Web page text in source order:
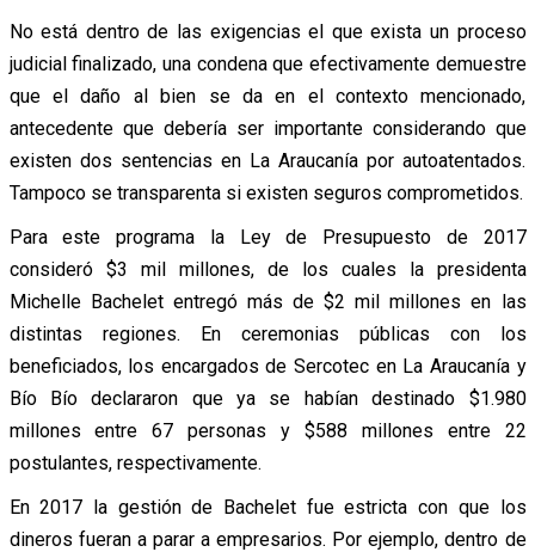
No está dentro de las exigencias el que exista un proceso
judicial finalizado, una condena que efectivamente demuestre
que el daño al bien se da en el contexto mencionado,
antecedente que debería ser importante considerando que
existen dos sentencias en La Araucanía por autoatentados.
Tampoco se transparenta si existen seguros comprometidos.
Para este programa la Ley de Presupuesto de 2017
consideró $3 mil millones, de los cuales la presidenta
Michelle Bachelet entregó más de $2 mil millones en las
distintas regiones. En ceremonias públicas con los
beneficiados, los encargados de Sercotec en La Araucanía y
Bío Bío declararon que ya se habían destinado $1.980
millones entre 67 personas y $588 millones entre 22
postulantes, respectivamente.
En 2017 la gestión de Bachelet fue estricta con que los
dineros fueran a parar a empresarios. Por ejemplo, dentro de